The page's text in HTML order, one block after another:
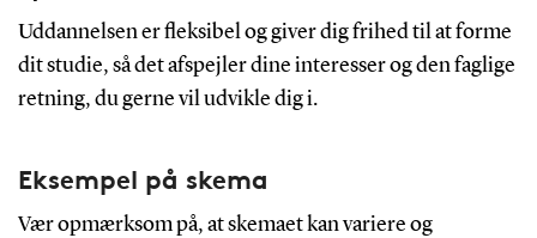
Uddannelsen er fleksibel og giver dig frihed til at forme
dit studie, så det afspejler dine interesser og den faglige
retning, du gerne vil udvikle dig i.
Eksempel på skema
Vær opmærksom på, at skemaet kan variere og